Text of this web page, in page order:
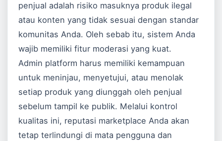
penjual adalah risiko masuknya produk ilegal
atau konten yang tidak sesuai dengan standar
komunitas Anda. Oleh sebab itu, sistem Anda
wajib memiliki fitur moderasi yang kuat.
Admin platform harus memiliki kemampuan
untuk meninjau, menyetujui, atau menolak
setiap produk yang diunggah oleh penjual
sebelum tampil ke publik. Melalui kontrol
kualitas ini, reputasi marketplace Anda akan
tetap terlindungi di mata pengguna dan